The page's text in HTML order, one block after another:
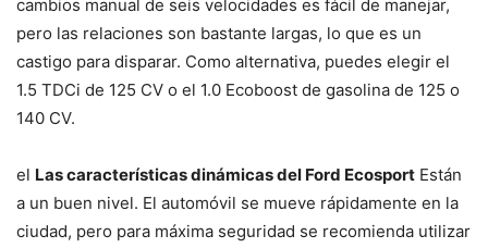
cambios manual de seis velocidades es fácil de manejar,
pero las relaciones son bastante largas, lo que es un
castigo para disparar. Como alternativa, puedes elegir el
1.5 TDCi de 125 CV o el 1.0 Ecoboost de gasolina de 125 o
140 CV.
el Las características dinámicas del Ford Ecosport Están
a un buen nivel. El automóvil se mueve rápidamente en la
ciudad, pero para máxima seguridad se recomienda utilizar